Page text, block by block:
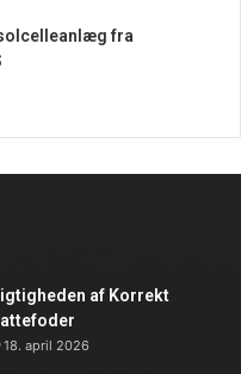
fra
af Korrekt
18. april 2026